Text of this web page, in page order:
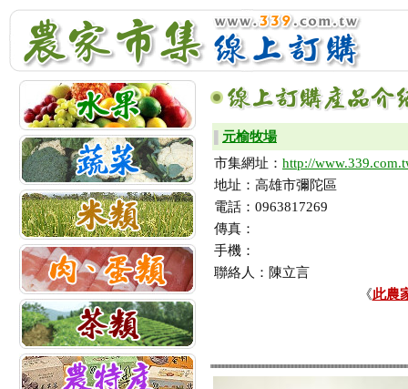
元榆牧場
市集網址： http://
地址：高雄市彌陀區
電話：0963817269
傳真：
手機：
聯絡人：陳立言
《此農